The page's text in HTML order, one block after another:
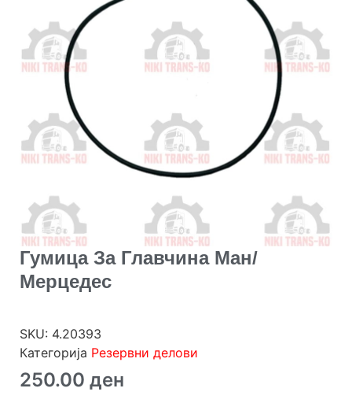
Гумица За Главчина Ман/
Мерцедес
SKU: 4.20393
Категорија Резервни делови
250.00 ден